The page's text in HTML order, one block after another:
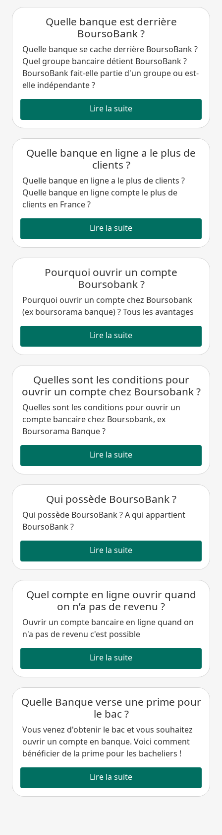
Quelle banque est derrière
BoursoBank ?
Quelle banque se cache derrière BoursoBank ?
Quel groupe bancaire détient BoursoBank ?
BoursoBank fait-elle partie d'un groupe ou est-
elle indépendante ?
Lire la suite
Quelle banque en ligne a le plus de
clients ?
Quelle banque en ligne a le plus de clients ?
Quelle banque en ligne compte le plus de
clients en France ?
Lire la suite
Pourquoi ouvrir un compte
Boursobank ?
Pourquoi ouvrir un compte chez Boursobank
(ex boursorama banque) ? Tous les avantages
Lire la suite
Quelles sont les conditions pour
ouvrir un compte chez Boursobank ?
Quelles sont les conditions pour ouvrir un
compte bancaire chez Boursobank, ex
Boursorama Banque ?
Lire la suite
Qui possède BoursoBank ?
Qui possède BoursoBank ? A qui appartient
BoursoBank ?
Lire la suite
Quel compte en ligne ouvrir quand
on n’a pas de revenu ?
Ouvrir un compte bancaire en ligne quand on
n'a pas de revenu c'est possible
Lire la suite
Quelle Banque verse une prime pour
le bac ?
Vous venez d'obtenir le bac et vous souhaitez
ouvrir un compte en banque. Voici comment
bénéficier de la prime pour les bacheliers !
Lire la suite